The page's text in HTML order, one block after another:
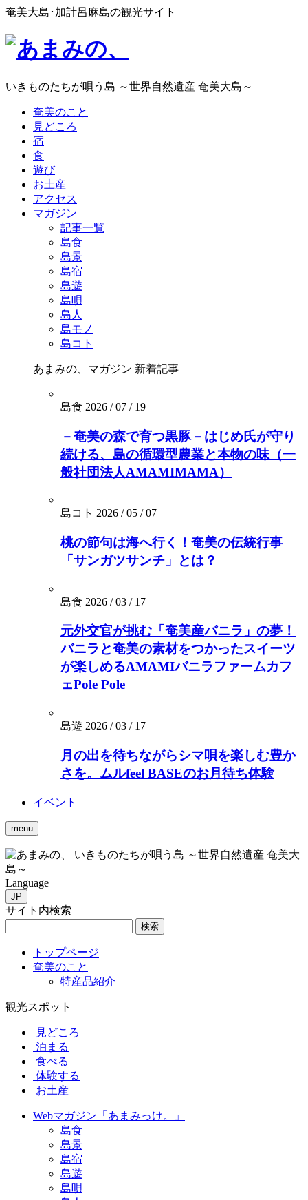
奄美大島･加計呂麻島の観光サイト
いきものたちが唄う島 ～世界自然遺産 奄美大島～
奄美のこと
見どころ
宿
食
遊び
お土産
アクセス
マガジン
記事一覧
島食
島景
島宿
島遊
島唄
島人
島モノ
島コト
あまみの、マガジン 新着記事
島食 2026 / 07 / 19
－奄美の森で育つ黒豚－はじめ氏が守り
続ける、島の循環型農業と本物の味（一
般社団法人AMAMIMAMA）
島コト 2026 / 05 / 07
桃の節句は海へ行く！奄美の伝統行事
「サンガツサンチ」とは？
島食 2026 / 03 / 17
元外交官が挑む「奄美産バニラ」の夢！
バニラと奄美の素材をつかったスイーツ
が楽しめるAMAMIバニラファームカフ
ェPole Pole
島遊 2026 / 03 / 17
月の出を待ちながらシマ唄を楽しむ豊か
さを。ムルfeel BASEのお月待ち体験
イベント
menu
いきものたちが唄う島 ～世界自然遺産 奄美大
島～
Language
JP
サイト内検索
検索
トップページ
奄美のこと
特産品紹介
観光スポット
見どころ
泊まる
食べる
体験する
お土産
Webマガジン「あまみっけ。」
島食
島景
島宿
島遊
島唄